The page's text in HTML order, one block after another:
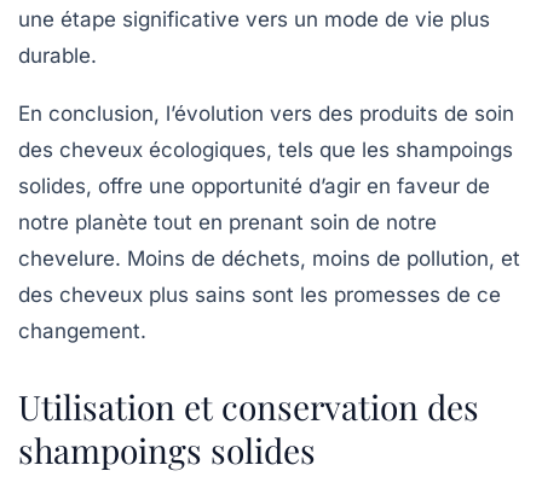
une étape significative vers un mode de vie plus
durable.
En conclusion, l’évolution vers des produits de soin
des cheveux écologiques, tels que les shampoings
solides, offre une opportunité d’agir en faveur de
notre planète tout en prenant soin de notre
chevelure. Moins de déchets, moins de pollution, et
des cheveux plus sains sont les promesses de ce
changement.
Utilisation et conservation des
shampoings solides